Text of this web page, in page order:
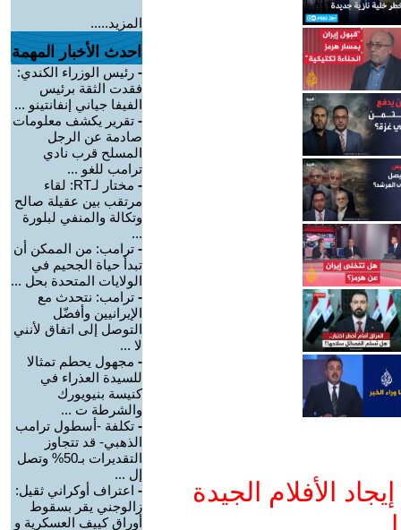
الأفلام الجيدة
المزيد.....
احدث الأخبار المهمة
- رئيس الوزراء الكندي:
فقدت الثقة برئيس
الفيفا جياني إنفانتينو ...
- تقرير يكشف معلومات
صادمة عن الرجل
المسلح قرب نادي
ترامب للغو ...
-
مختار لـRT: لقاء
مرتقب بين عقيلة صالح
وتكالة والمنفي لبلورة
...
- ترامب: من الممكن أن
تبدأ حياة الجحيم في
الولايات المتحدة بحل ...
- ترامب: نتحدث مع
الإيرانيين وأفضّل
التوصل إلى اتفاق لأنني
لا ...
- مجهول يحطم تمثالا
للسيدة العذراء في
كنيسة بنيويورك
والشرطة ت ...
- تكلفة -أسطول ترامب
الذهبي- قد تتجاوز
التقديرات بـ50% وتصل
إل ...
- اعتراف أوكراني ثقيل:
زالوجني يقر بسقوط
أوراق كييف العسكرية و